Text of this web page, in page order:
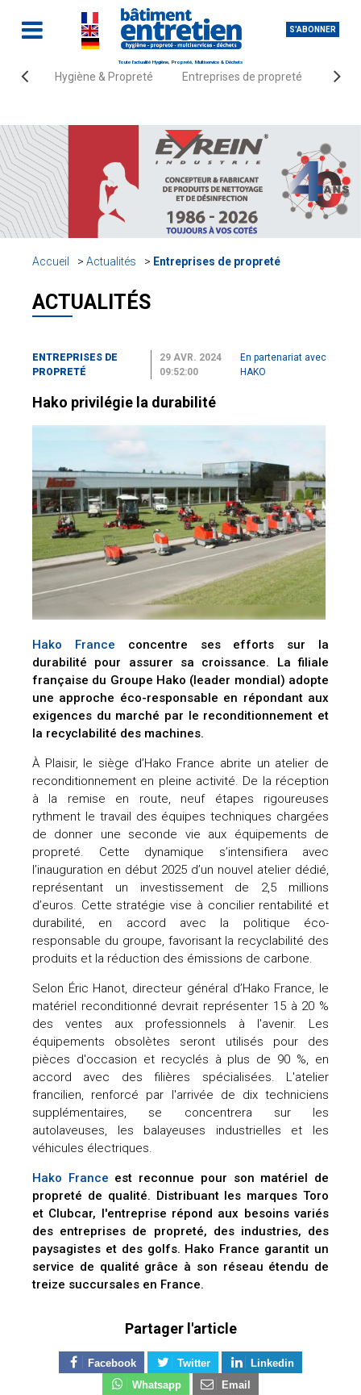
S'ABONNER
Toute l'actualité Hygiène, Propreté, Multiservice & Déchets
Hygiène & Propreté Entreprises de propreté
Accueil Actualités Entreprises de propreté
ACTUALITÉS
ENTREPRISES DE
PROPRETÉ
29 AVR. 2024
09:52:00
En partenariat avec
HAKO
Hako privilégie la durabilité
Hako France concentre ses efforts sur la
durabilité pour assurer sa croissance. La filiale
française du Groupe Hako (leader mondial) adopte
une approche éco-responsable en répondant aux
exigences du marché par le reconditionnement et
la recyclabilité des machines.
À Plaisir, le siège d’Hako France abrite un atelier de
reconditionnement en pleine activité. De la réception
à la remise en route, neuf étapes rigoureuses
rythment le travail des équipes techniques chargées
de donner une seconde vie aux équipements de
propreté. Cette dynamique s’intensifiera avec
l’inauguration en début 2025 d’un nouvel atelier dédié,
représentant un investissement de 2,5 millions
d’euros. Cette stratégie vise à concilier rentabilité et
durabilité, en accord avec la politique éco-
responsable du groupe, favorisant la recyclabilité des
produits et la réduction des émissions de carbone.
Selon Éric Hanot, directeur général d’Hako France, le
matériel reconditionné devrait représenter 15 à 20 %
des ventes aux professionnels à l'avenir. Les
équipements obsolètes seront utilisés pour des
pièces d'occasion et recyclés à plus de 90 %, en
accord avec des filières spécialisées. L'atelier
francilien, renforcé par l'arrivée de dix techniciens
supplémentaires, se concentrera sur les
autolaveuses, les balayeuses industrielles et les
véhicules électriques.
Hako France est reconnue pour son matériel de
propreté de qualité. Distribuant les marques Toro
et Clubcar, l'entreprise répond aux besoins variés
des entreprises de propreté, des industries, des
paysagistes et des golfs. Hako France garantit un
service de qualité grâce à son réseau étendu de
treize succursales en France.
Partager l'article
Facebook Twitter
Linkedin
Whatsapp
Email